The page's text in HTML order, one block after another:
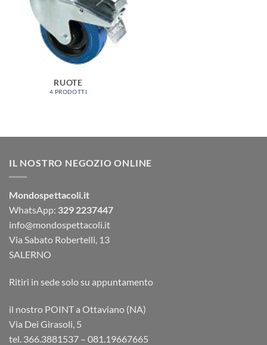
RUOTE
4 PRODOTTI
IL NOSTRO NEGOZIO ONLINE
Mondospettacoli.it
WhatsApp: 329 2237447
info@mondospettacoli.it
Via Sabato Robertelli, 13
SALERNO
Ritiri in sede solo su appuntamento
il nostro POINT a Ottaviano (NA)
Via Dei Girasoli, 5
tel. 366.3881537 – 081.19667665